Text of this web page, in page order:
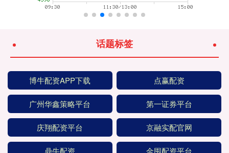
话题标签
博牛配资APP下载 点赢配资
广州华鑫策略平台 第一证券平台
庆翔配资平台 京融实配官网